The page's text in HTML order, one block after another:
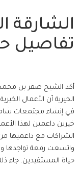
الشارقة
تفاصيل
أكد الشيخ صقر بن
الخيرية أن الأعمال
في إنشاء مجتمعات
خيرين داعمين لهذا
الشراكات مع داعميها
واتسعت رقعة تواجدها
حياة المستفيدين. جاء